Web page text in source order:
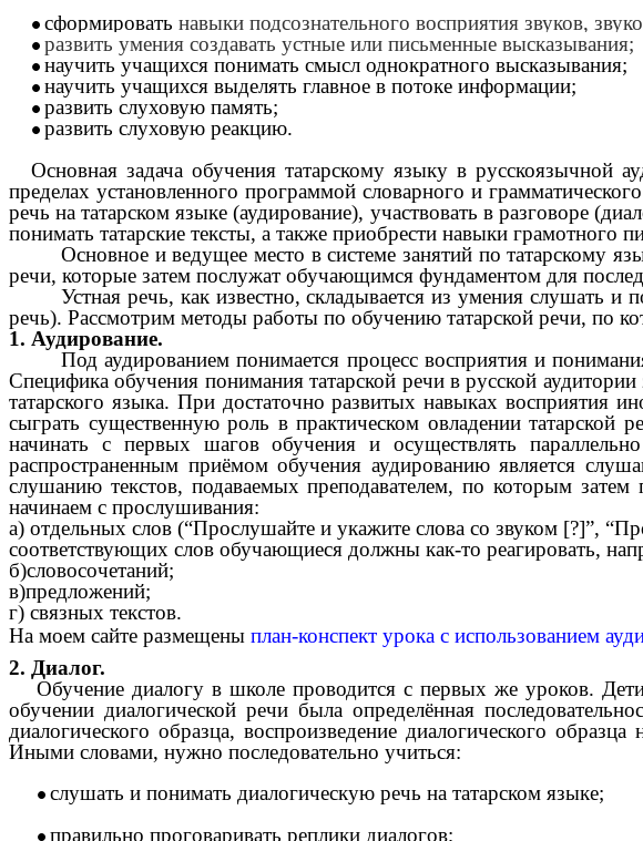
сформировать навыки подсознательного восприятия звуков,
развить умения создавать устные или письменные высказывания;
научить учащихся понимать смысл однократного высказывания;
научить учащихся выделять главное в потоке информации;
развить слуховую память;
развить слуховую реакцию.
Основная задача обучения татарскому языку в русскоязычной
пределах установленного программой словарного и
речь на татарском языке (аудирование), участвовать в разговоре
понимать татарские тексты, а также приобрести навыки грамотного
Основное и ведущее место в системе занятий по татарскому
речи, которые затем послужат обучающимся фундаментом для
Устная речь, как известно, складывается из умения слушать
речь). Рассмотрим методы работы по обучению татарской речи, по
1. Аудирование.
Под аудированием понимается процесс восприятия и
Специфика обучения понимания татарской речи в русской
татарского языка. При достаточно развитых навыках восприятия
сыграть существенную роль в практическом овладении
начинать с первых шагов обучения и осуществлять
распространенным приёмом обучения аудированию является
слушанию текстов, подаваемых преподавателем, по которым
начинаем с прослушивания:
а) отдельных слов (“Прослушайте и укажите слова со звуком [?]”,
соответствующих слов обучающиеся должны как-то реагировать,
б)словосочетаний;
в)предложений;
г) связных текстов.
На моем сайте размещены план-конспект урока с использованием
2. Диалог.
Обучение диалогу в школе проводится с первых же уроков.
обучении диалогической речи была определённая
диалогического образца, воспроизведение диалогического
Иными словами, нужно последовательно учиться:
слушать и понимать диалогическую речь на татарском языке;
правильно проговаривать реплики диалогов;